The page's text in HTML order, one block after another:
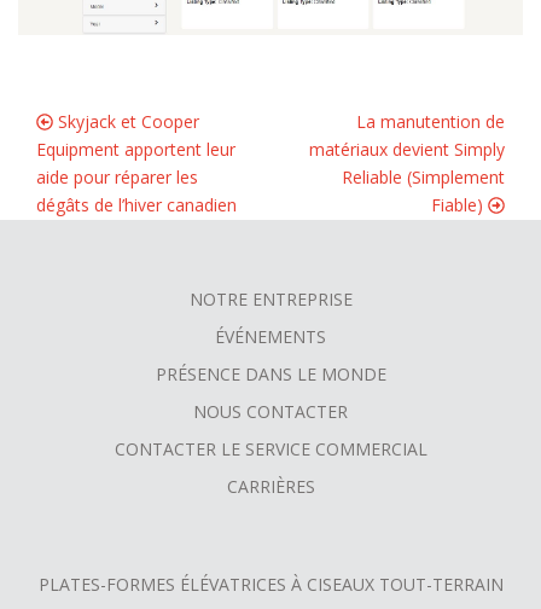
Skyjack et Cooper
Equipment apportent leur
aide pour réparer les
dégâts de l’hiver canadien
La manutention de
matériaux devient Simply
Reliable (Simplement
Fiable)
NOTRE ENTREPRISE
ÉVÉNEMENTS
PRÉSENCE DANS LE MONDE
NOUS CONTACTER
CONTACTER LE SERVICE COMMERCIAL
CARRIÈRES
PLATES-FORMES ÉLÉVATRICES À CISEAUX TOUT-TERRAIN